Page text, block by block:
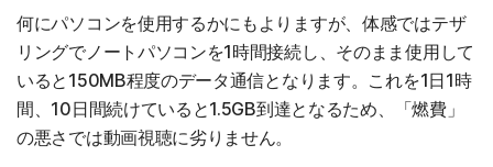
何にパソコンを使用するかにもよりますが、体感ではテザ
リングでノートパソコンを1時間接続し、そのまま使用して
いると150MB程度のデータ通信となります。これを1日1時
間、10日間続けていると1.5GB到達となるため、「燃費」
の悪さでは動画視聴に劣りません。